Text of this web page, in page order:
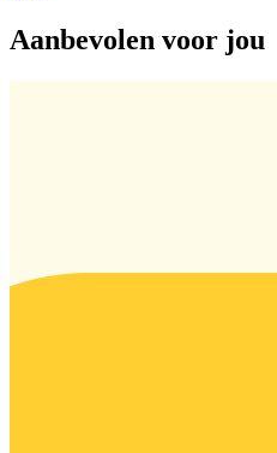
Aanbevolen voor jou